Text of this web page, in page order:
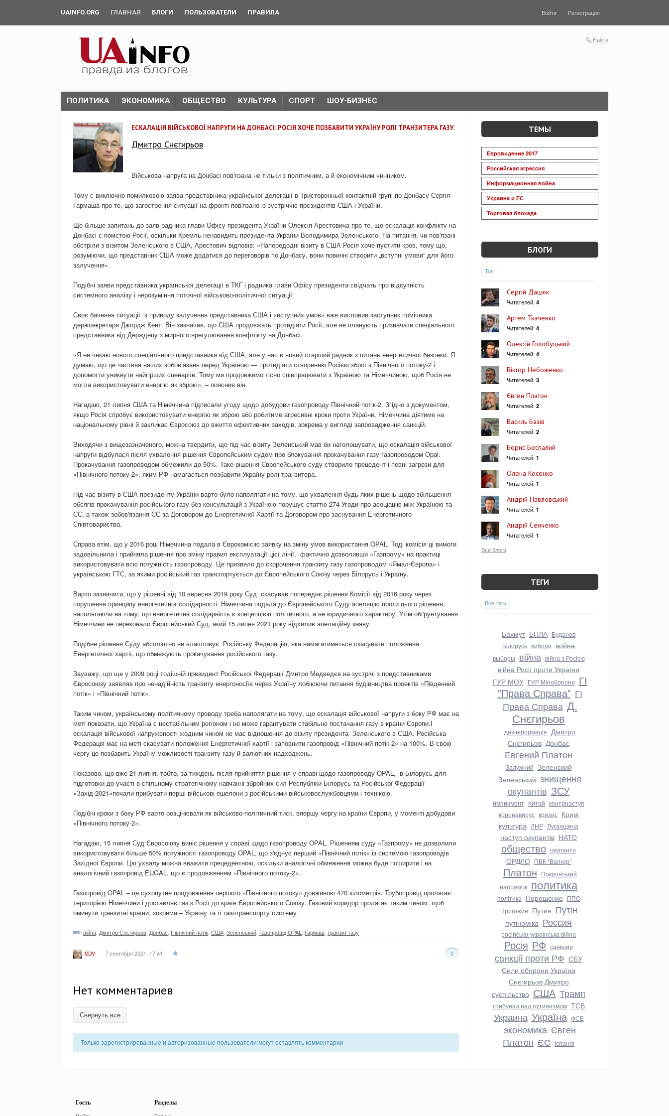
UAINFO.ORG ГЛАВНАЯ БЛОГИ ПОЛЬЗОВАТЕЛИ ПРАВИЛА Войти Регистрация
Найти
ПОЛИТИКА ЭКОНОМИКА ОБЩЕСТВО КУЛЬТУРА СПОРТ ШОУ-БИЗНЕС
ЕСКАЛАЦІЯ ВІЙСЬКОВОЇ НАПРУГИ НА ДОНБАСІ: РОСІЯ ХОЧЕ ПОЗБАВИТИ УКРАЇНУ РОЛІ ТРАНЗИТЕРА ГАЗУ.
Дмитро Снєгирьов
Військова напруга на Донбасі пов'язана не тільки з політичним, а й економічним чинником.
Тому є виключно помилковою заява представника української делегації в Тристоронньої контактній групі по Донбасу Сергія
Гармаша про те, що загострення ситуації на фронті пов'язано із зустріччю президентів США і України.
Ще більше запитань до заяв радника глави Офісу президента України Олексія Арестовича про те, що ескалація конфлікту на
Донбасі є помстою Росії, оскільки Кремль ненавидить президента України Володимира Зеленського. На питання, чи пов'язані
обстріли з візитом Зеленського в США, Арестович відповів: «Напередодні візиту в США Росія хоче пустити кров, тому що,
розуміючи, що представник США може додатися до переговорів по Донбасу, вони повинні створити „вступні умови“ для його
залучення».
Подібні заяви представника української делегації в ТКГ і радника глави Офісу президента свідчать про відсутність
системного аналізу і нерозуміння поточної військово-політичної ситуації.
Своє бачення ситуації з приводу залучення представника США і «вступних умов» вже висловив заступник помічника
держсекретаря Джордж Кент. Він зазначив, що США продовжать протидіяти Росії, але не планують призначати спеціального
представника від Держдепу з мирного врегулювання конфлікту на Донбасі.
«Я не чекаю нового спеціального представника від США, але у нас є новий старший радник з питань енергетичної безпеки. Я
думаю, що це частина наших зобов’язань перед Україною — протидіяти створенню Росією зброї з Північного потоку-2 і
допомогти уникнути найгірших сценаріїв. Тому ми продовжимо тісно співпрацювати з Україною та Німеччиною, щоб Росія не
могла використовувати енергію як зброю», – пояснив він.
Нагадаю, 21 липня США та Німеччина підписали угоду щодо добудови газопроводу Північний потік-2. Згідно з документом,
якщо Росія спробує використовувати енергію як зброю або робитиме агресивні кроки проти України, Німеччина діятиме на
національному рівні й закликає Євросоюз до вжиття ефективних заходів, зокрема у вигляді запровадження санкцій.
Виходячи з вищезазначеного, можна твердити, що під час візиту Зеленський мав би наголошувати, що ескалація військової
напруги відбулася після ухвалення рішення Європейським судом про блокування прокачування газу газопроводом Opal.
Прокачування газопроводом обмежили до 50%. Таке рішення Європейського суду створило прецедент і певні загрози для
«Північного потоку-2», яким РФ намагається позбавити Україну ролі транзитера.
Під час візиту в США президенту України варто було наполягати на тому, що ухвалення будь яких рішень щодо збільшення
обсягів прокачування російського газу без консультацій з Україною порушує статтю 274 Угоди про асоціацію між Україною та
ЄС, а також зобов'язання ЄС за Договором до Енергетичної Хартії та Договором про заснування Енергетичного
Співтовариства.
Справа втім, що у 2016 році Німеччина подала в Єврокомісію заявку на зміну умов використання OPAL. Тоді комісія ці вимоги
задовільнила і прийняла рішення про зміну правил експлуатації цієї лінії, фактично дозволивши «Газпрому» на практиці
використовувати всю потужність газопроводу. Це призвело до скорочення транзиту газу газопроводом «Ямал-Європа» і
українською ГТС, за якими російський газ транспортується до Європейського Союзу через Білорусь і Україну.
Варто зазначити, що у рішенні від 10 вересня 2019 року Суд скасував попереднє рішення Комісії від 2016 року через
порушення принципу енергетичної солідарності. Німеччина подала до Європейського Суду апеляцію проти цього рішення,
наполягаючи на тому, що енергетична солідарність є концепцією політичного, а не юридичного характеру. Утім обґрунтування
Німеччини не переконало Європейський Суд, який 15 липня 2021 року відхилив апеляційну заяву.
Подібне рішення Суду абсолютно не влаштовує Російську Федерацію, яка намагатиметься скасувати положення
Енергетичної хартії, що обмежують прокачування російського газу.
Зауважу, що ще у 2009 році тодішній президент Російської Федерації Дмитро Медведєв на зустрічі з представниками
Євросоюзу заявляв про ненадійність транзиту енергоносіїв через Україну лобіюючи питання будівництва проектів «Південний
потік» і «Північний потік».
Таким чином, українському політичному проводу треба наполягати на тому, що ескалація військової напруги з боку РФ має на
меті показати, що Україна є нестабільним регіоном і не може гарантувати стабільне постачання газу в країни Європи.І
ескалація військової напруженості жодним чином не має відношення до візиту президента Зеленського в США. Російська
Федерація має на меті скасувати положення Енергетичної хартії і заповнити газопровід «Північний потік-2» на 100%. В свою
чергу це позбавить Україну можливості транзиту газу й валютних надходжень.
Показово, що вже 21 липня, тобто, за тиждень після прийняття рішення у справі щодо газопроводу OPAL, в Білорусь для
підготовки до участі в спільному стратегічному навчанні збройних сил Республіки Білорусь та Російської Федерації
«Захід-2021»почали прибувати перші військові ешелони з російськими військовослужбовцями і технікою.
Подібні кроки з боку РФ варто розцінювати як військово-політичний тиск, впершу чергу на країни Європи, у моменті добудови
«Північного потоку-2».
Нагадаю, 15 липня Суд Євросоюзу виніс рішення у справі щодо газопроводу OPAL. Рішенням суду «Газпрому» не дозволили
використовувати більше 50% потужності газопроводу OPAL, що з'єднує перший «Північний потік» із системою газопроводів
Західної Європи. Цю ухвалу можна вважати прецедентною, оскільки аналогічні обмеження можна буде поширити і на
аналогічний газопровід EUGAL, що є продовженням «Північного потоку-2».
Газопровід OPAL – це сухопутне продовження першого «Північного потоку» довжиною 470 кілометрів. Трубопровід пролягає
територією Німеччини і доставляє газ з Росії до країн Європейського Союзу. Газовий коридор пролягає таким чином, щоб
оминути транзитні країни, зокрема – Україну та її газотранспорту систему.
війна Дмитро Снєгирьов Донбас Північний потік США Зеленський Газопровід OPAL Гармаш транзит газу
0
SDV 7 сентября 2021, 17:41
Нет комментариев
Свернуть все
Только зарегистрированные и авторизованные пользователи могут оставлять комментарии
ТЕМЫ
Евровидение 2017
Российская агрессия
Информационная война
Украина и ЕС
Торговая блокада
БЛОГИ
Топ
Сергій Дацюк
Читателей: 4
Артем Ткаченко
Читателей: 4
Олексій Голобуцький
Читателей: 4
Віктор Небоженко
Читателей: 3
Євген Платон
Читателей: 2
Василь Базів
Читателей: 2
Борис Беспалий
Читателей: 1
Олена Косенко
Читателей: 1
Андрій Павловський
Читателей: 1
Андрій Сенченко
Читателей: 1
Все блоги
ТЕГИ
Все теги
Бахмут БПЛА Буданов
Білорусь вибори война
выборы війна війна з Росією
війна Росії проти України
ГУР МОУ ГУР Міноборони ГІ
"Права Справа" ГІ
Права Справа Д.
Снєгирьов
дезінформація Дмитро
Снєгирьов Донбас
Евгений Платон
Залужний Зеленский
Зеленський знищення
окупантів ЗСУ
импичмент Китай контрнаступ
коронавирус кризис Крим
культура ЛНР Луганщина
наступ окупантів НАТО
общество окупанти
ОРДЛО ПВК "Вагнер"
Платон Покровський
напрямок политика
політика Порошенко ППО
Пригожин Путин Путін
путіноміка Россия
російсько-українська війна
Росія РФ санкции
санкції проти РФ СБУ
Сили оборони України
Снєгирьов Дмитро
суспільство США Трамп
трибунал над путинизмом ТСВ
Украина Україна ФСБ
экономика Євген
Платон ЄС Іспанія
Гость Разделы